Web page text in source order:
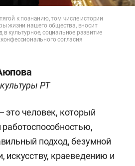
к познанию, том числе истории
жизни нашего общества, вносит
культурное, социальное развитие
согласия
РТ
это человек, который
работоспособностью,
подход, безумной
искусству, краеведению и